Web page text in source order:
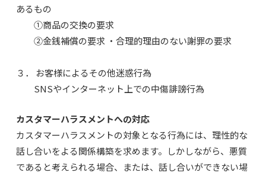
あるもの
①商品の交換の要求
②金銭補償の要求 ・合理的理由のない謝罪の要求
３． お客様によるその他迷惑行為
SNSやインターネット上での中傷誹謗行為
カスタマーハラスメントへの対応
カスタマーハラスメントの対象となる行為には、理性的な
話し合いをよる関係構築を求めます。しかしながら、悪質
であると考えられる場合、または、話し合いができない場